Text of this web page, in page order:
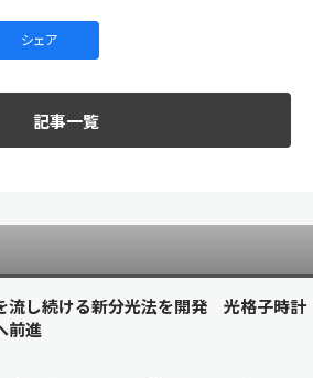
シェア
記事一覧
流し続ける新分光法を開発 光格子時計
前進